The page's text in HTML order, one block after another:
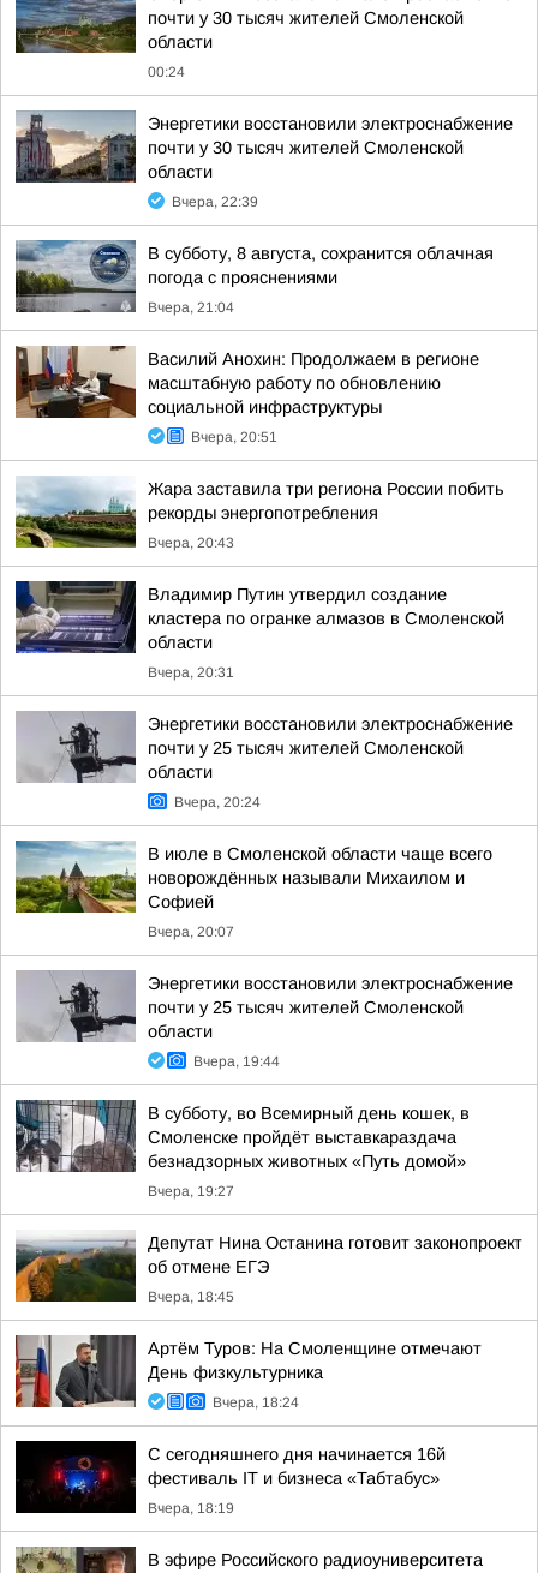
почти у 30 тысяч жителей Смоленской
области
00:24
Энергетики восстановили электроснабжение
почти у 30 тысяч жителей Смоленской
области
Вчера, 22:39
В субботу, 8 августа, сохранится облачная
погода с прояснениями
Вчера, 21:04
Василий Анохин: Продолжаем в регионе
масштабную работу по обновлению
социальной инфраструктуры
Вчера, 20:51
Жара заставила три региона России побить
рекорды энергопотребления
Вчера, 20:43
Владимир Путин утвердил создание
кластера по огранке алмазов в Смоленской
области
Вчера, 20:31
Энергетики восстановили электроснабжение
почти у 25 тысяч жителей Смоленской
области
Вчера, 20:24
В июле в Смоленской области чаще всего
новорождённых называли Михаилом и
Софией
Вчера, 20:07
Энергетики восстановили электроснабжение
почти у 25 тысяч жителей Смоленской
области
Вчера, 19:44
В субботу, во Всемирный день кошек, в
Смоленске пройдёт выставкараздача
безнадзорных животных «Путь домой»
Вчера, 19:27
Депутат Нина Останина готовит законопроект
об отмене ЕГЭ
Вчера, 18:45
Артём Туров: На Смоленщине отмечают
День физкультурника
Вчера, 18:24
С сегодняшнего дня начинается 16й
фестиваль IT и бизнеса «Табтабус»
Вчера, 18:19
В эфире Российского радиоуниверситета